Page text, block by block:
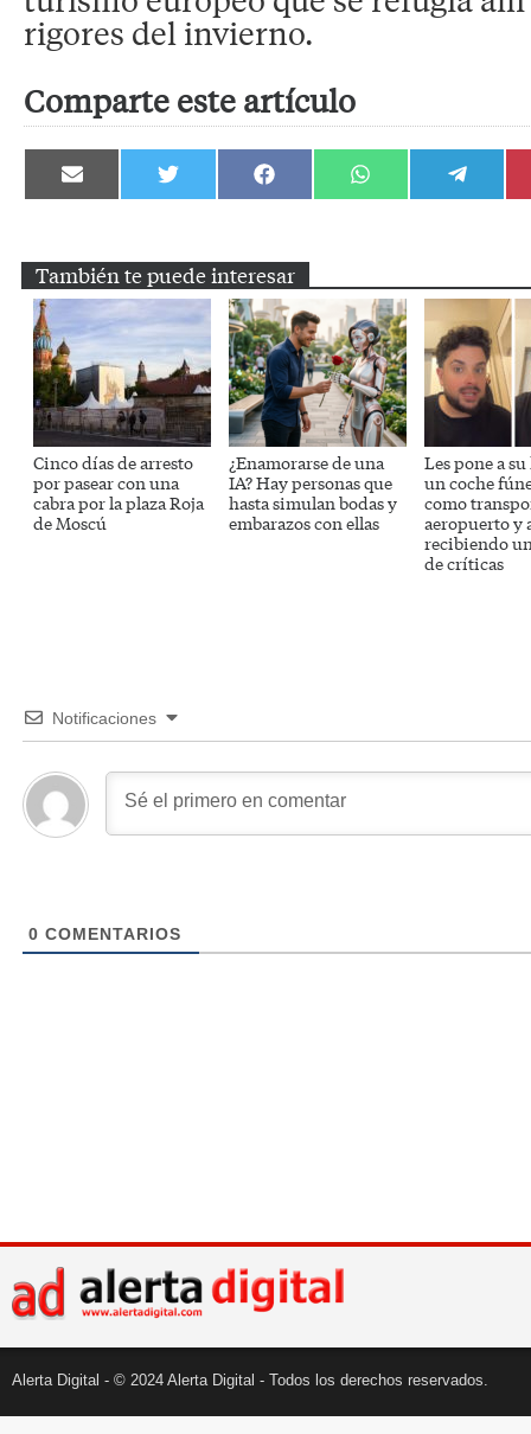
rigores del invierno.
Comparte este artículo
Compartir
en
Compartir
en
Compartir
en
Compartir
en
Compartir
en
También te puede interesar
Cinco días de arresto
por pasear con una
cabra por la plaza Roja
de Moscú
¿Enamorarse de una
IA? Hay personas que
hasta simulan bodas y
embarazos con ellas
Les pone a
un coche
como
aeropuerto y
recibiendo
de críticas
Notificaciones
0 COMENTARIOS
Alerta Digital - © 2024 Alerta Digital - Todos los derechos reservados.